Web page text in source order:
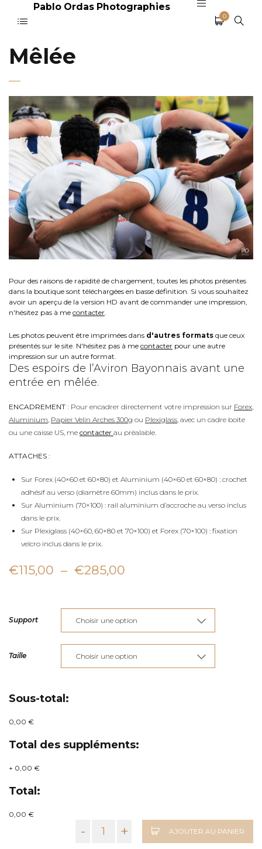
Pablo Ordas Photographies
0
Mêlée
Pour des raisons de rapidité de chargement, toutes les photos présentes
dans la boutique sont téléchargées en basse définition. Si vous souhaitez
avoir un aperçu de la version HD avant de commander une impression,
n'hésitez pas à me contacter
Les photos peuvent être imprimées dans d'autres formats que ceux
présentés sur le site. N'hésitez pas à me contacter pour une autre
impression sur un autre format.
Des espoirs de l’Aviron Bayonnais avant une
entrée en mêlée.
ENCADREMENT : Pour encadrer directement votre impression sur Forex
Aluminium Papier Velin Arches 300g ou Plexiglass , avec un cadre boite
ou une caisse US, me contacter au préalable.
ATTACHES :
Sur Forex (40×60 et 60×80) et Aluminium (40×60 et 60×80) : crochet
adhésif au verso (diamètre 60mm) inclus dans le prix.
Sur Aluminium (70×100) : rail aluminium d’accroche au verso inclus
dans le prix.
Sur Plexiglass (40×60, 60×80 et 70×100) et Forex (70×100) : fixation
velcro inclus dans le prix.
€115,00 – €285,00
prix :
€115,00
à
€285,00
Support
Taille
Sous-total:
0,00 €
Total des suppléments:
+ 0,00 €
Total:
0,00 €
- + AJOUTER AU PANIER